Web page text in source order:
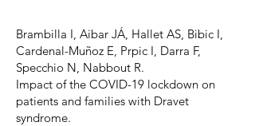
Brambilla I, Aibar JÁ, Hallet AS, Bibic I,
Cardenal-Muñoz E, Prpic I, Darra F,
Specchio N, Nabbout R.
Impact of the COVID-19 lockdown on
patients and families with Dravet
syndrome.